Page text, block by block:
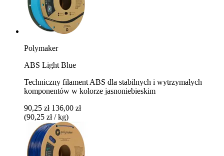
Polymaker
ABS Light Blue
Techniczny filament ABS dla stabilnych i wytrzymałych
komponentów w kolorze jasnoniebieskim
90,25 zł 136,00 zł
(90,25 zł / kg)